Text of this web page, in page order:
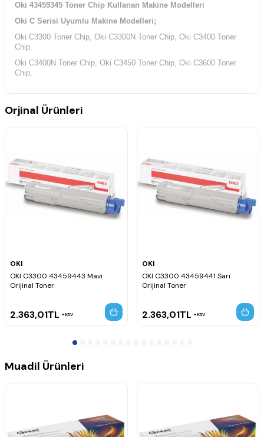
Oki 43459345 Toner Chip Kullanan Makine Modelleri
Oki C Serisi Uyumlu Makine Modelleri;
Oki C3300 Toner Chip, Oki C3300N Toner Chip, Oki C3400 Toner
Chip,
Oki C3400N Toner Chip, Oki C3450 Toner Chip, Oki C3600 Toner
Chip,
Orjinal Ürünleri
OKI
OKI C3300 43459443 Mavi
Orijinal Toner
2.363,01TL KDV
OKI
OKI C3300 43459441 Sarı
Orijinal Toner
2.363,01TL KDV
Muadil Ürünleri